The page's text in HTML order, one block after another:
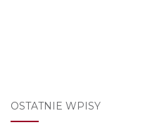
OSTATNIE WPISY